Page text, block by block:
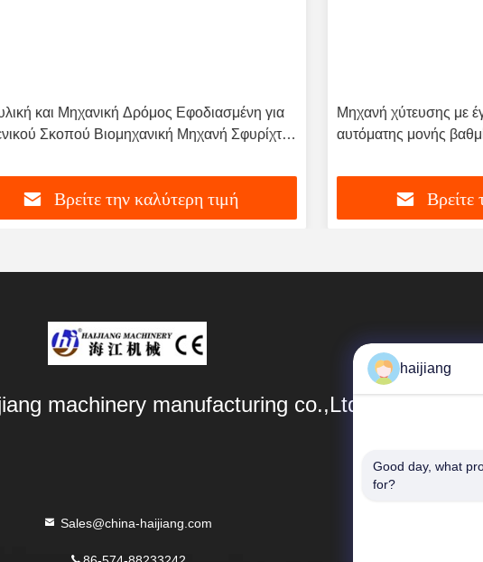
και Μηχανική Δρόμος Εφοδιασμένη για
Σκοπού Βιομηχανική Μηχανή Σφυρίχτη
Βρείτε την καλύτερη τιμή
Μηχανή χύτευσης με
αυτόματης μονής
Βρείτε
machinery manufacturing co.,Ltd
Sales@china-haijiang.com
haijiang
Good day, what
for?